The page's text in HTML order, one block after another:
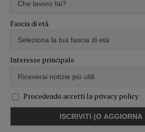
Fascia di età
Interesse principale
Procedendo accetti la privacy policy